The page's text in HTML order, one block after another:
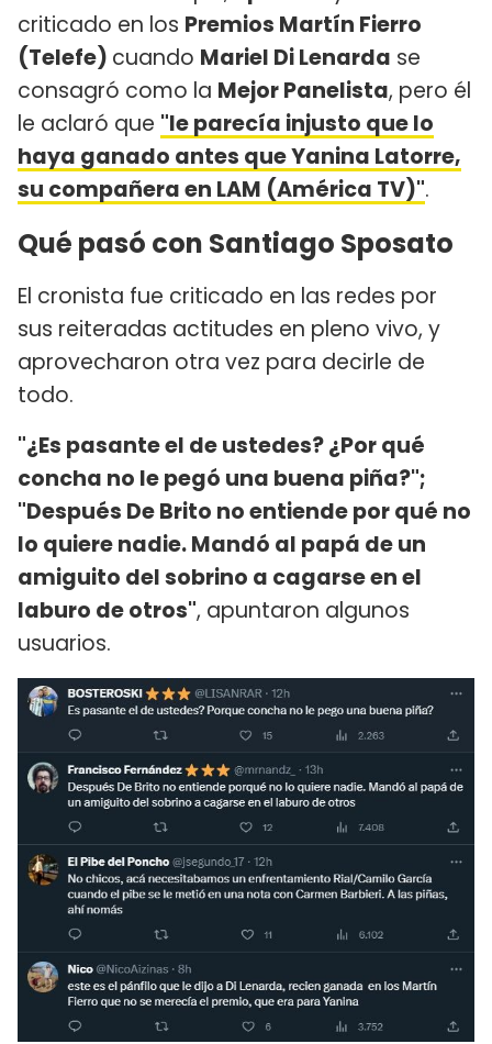
criticado en los Premios Martín Fierro
(Telefe) cuando Mariel Di Lenarda se
consagró como la Mejor Panelista, pero él
le aclaró que "le parecía injusto que lo
haya ganado antes que Yanina Latorre,
su compañera en LAM (América TV)".
Qué pasó con Santiago Sposato
El cronista fue criticado en las redes por
sus reiteradas actitudes en pleno vivo, y
aprovecharon otra vez para decirle de
todo.
"¿Es pasante el de ustedes? ¿Por qué
concha no le pegó una buena piña?";
"Después De Brito no entiende por qué no
lo quiere nadie. Mandó al papá de un
amiguito del sobrino a cagarse en el
laburo de otros", apuntaron algunos
usuarios.